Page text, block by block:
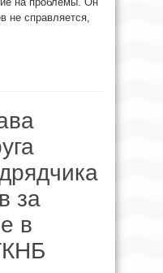
не справляется,
за
в